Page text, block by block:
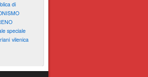
di
speciale
vilenica